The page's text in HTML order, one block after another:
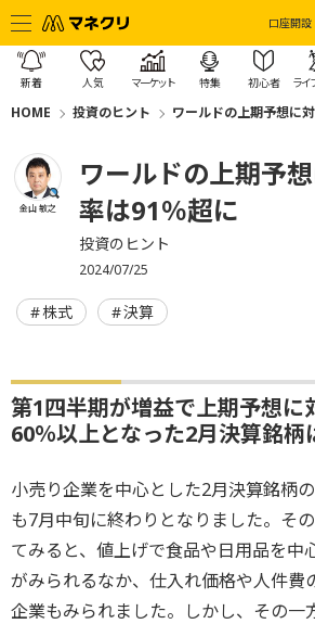
口座開設
新着 人気 マーケット 特集 初心者 ライ
HOME 投資のヒント ワールドの上期予想に
金山 敏之
ワールドの上期予
率は91％超に
投資のヒント
2024/07/25
株式 決算
第1四半期が増益で上期予想に
60％以上となった2月決算銘柄
小売り企業を中心とした2月決算銘柄
も7月中旬に終わりとなりました。そ
てみると、値上げで食品や日用品を中
がみられるなか、仕入れ価格や人件費
企業もみられました。しかし、その一